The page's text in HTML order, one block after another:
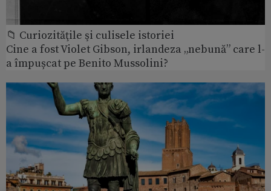
📁 Curiozităţile şi culisele istoriei
Cine a fost Violet Gibson, irlandeza „nebună” care l-
a împușcat pe Benito Mussolini?